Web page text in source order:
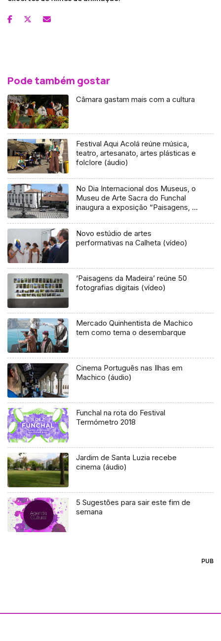
Pode também gostar
Câmara gastam mais com a cultura
Festival Aqui Acolá reúne música,
teatro, artesanato, artes plásticas e
folclore (áudio)
No Dia Internacional dos Museus, o
Museu de Arte Sacra do Funchal
inaugura a exposição “Paisagens, a
Novo estúdio de artes
performativas na Calheta (vídeo)
‘Paisagens da Madeira’ reúne 50
fotografias digitais (vídeo)
Mercado Quinhentista de Machico
tem como tema o desembarque
Cinema Português nas Ilhas em
Machico (áudio)
Funchal na rota do Festival
Termómetro 2018
Jardim de Santa Luzia recebe
cinema (áudio)
5 Sugestões para sair este fim de
semana
PUB